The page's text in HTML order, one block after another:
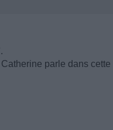
parle dans cette